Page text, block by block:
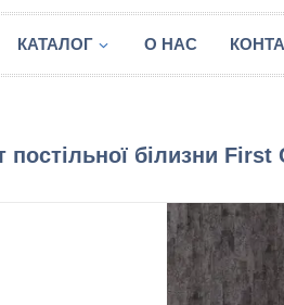
КАТАЛОГ О НАС
постільної білизни